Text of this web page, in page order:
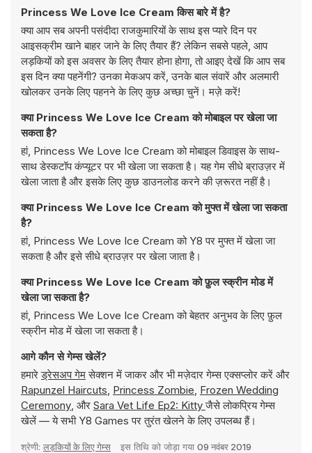
Princess We Love Ice Cream किस बारे में है?
क्या आप सब अपनी पसंदीदा राजकुमारियों के साथ इस प्यारे दिन पर
आइसक्रीम खाने बाहर जाने के लिए तैयार हैं? लेकिन सबसे पहले, आप
लड़कियों को इस अवसर के लिए तैयार होना होगा, तो आइए देखें कि आप सब
इस दिन क्या पहनेंगी? उनका मेकअप करें, उनके बाल संवारें और अलमारी
खोलकर उनके लिए पहनने के लिए कुछ अच्छा चुनें। मज़े करें!
क्या Princess We Love Ice Cream को मोबाइल पर खेला जा
सकता है?
हां, Princess We Love Ice Cream को मोबाइल डिवाइस के साथ-
साथ डेस्कटॉप कंप्यूटर पर भी खेला जा सकता है। यह गेम सीधे ब्राउज़र में
खेला जाता है और इसके लिए कुछ डाउनलोड करने की ज़रूरत नहीं है।
क्या Princess We Love Ice Cream को मुफ्त में खेला जा सकता
है?
हां, Princess We Love Ice Cream को Y8 पर मुफ्त में खेला जा
सकता है और इसे सीधे ब्राउज़र पर खेला जाता है।
क्या Princess We Love Ice Cream को फ़ुल स्क्रीन मोड में
खेला जा सकता है?
हां, Princess We Love Ice Cream को बेहतर अनुभव के लिए फ़ुल
स्क्रीन मोड में खेला जा सकता है।
आगे कौन से गेम्स खेलें?
हमारेड्रेसअप गेमसेक्शन में जाकर और भी मज़ेदार गेम्स एक्सप्लोर करें और
Rapunzel Haircuts, Princess Zombie, Frozen Wedding
Ceremony, और Sara Vet Life Ep2: Kittyजैसे लोकप्रिय गेम्स
खेलें — ये सभी Y8 Games पर तुरंत खेलने के लिए उपलब्ध हैं।
श्रेणी: लड़कियों के लिए गेम्स इस तिथि को जोड़ा गया 09 नवंबर 2019